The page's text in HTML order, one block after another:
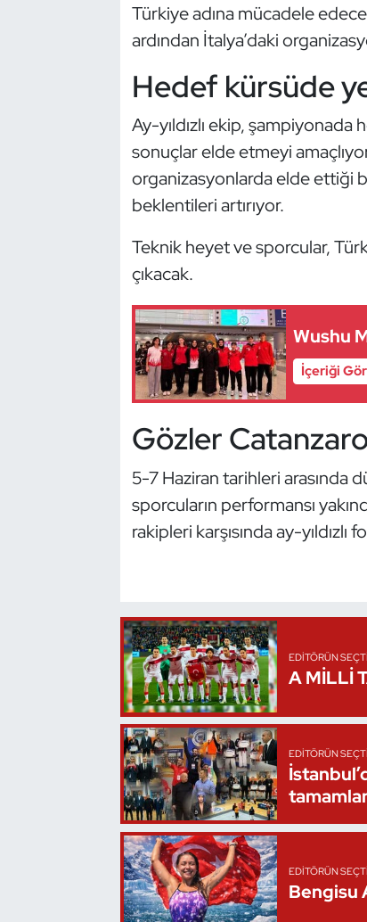
Türkiye adına mücadele
ardından İtalya’daki
Hedef kürsüde
Ay-yıldızlı ekip, şampiyonada
sonuçlar elde etmeyi
organizasyonlarda elde ettiği
beklentileri artırıyor.
Teknik heyet ve sporcular,
çıkacak.
Wushu
İçeriği
Gözler
5-7 Haziran tarihleri arasında
sporcuların performansı
rakipleri karşısında ay-
EDITÖRÜN
A MİLLİ
EDITÖRÜN
EDITÖRÜN
Bengisu
İşitme Engelli Sporcular
Judo ve Kuraş
Kano ve Rafting
Motor Sporları
Oryantiring
Özel Sporcular
Paralimpik